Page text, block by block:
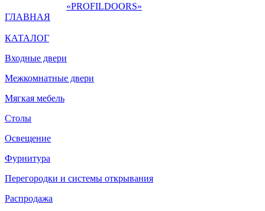
«PROFILDOORS»
ГЛАВНАЯ
КАТАЛОГ
Входные двери
Межкомнатные двери
Мягкая мебель
Столы
Освещение
Фурнитура
Перегородки и системы открывания
Распродажа